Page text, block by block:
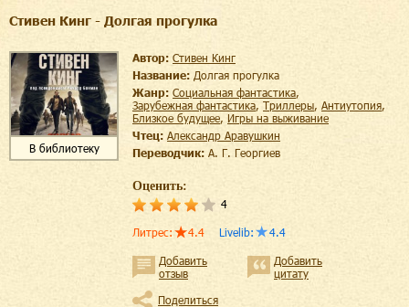
Стивен Кинг - Долгая прогулка
В библиотеку
Автор: Стивен Кинг
Название: Долгая прогулка
Жанр:
социальная фантастика,
зарубежная фантастика, триллеры, антиутопия,
близкое будущее,
игры на выживание
Чтец:
Александр Аравушкин
Переводчик: А. Г. Георгиев
Оценить:
4
Литрес: 4.4 Livelib: 4.4
Добавить
отзыв
Добавить
цитату
Поделиться